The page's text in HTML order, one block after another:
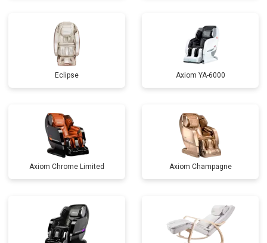
Eclipse Axiom YA-6000
Axiom Chrome Limited Axiom Champagne